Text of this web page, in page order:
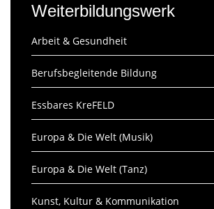
Weiterbildungswerk
Arbeit & Gesundheit
Berufsbegleitende Bildung
Essbares KreFELD
Europa & Die Welt (Musik)
Europa & Die Welt (Tanz)
Kunst, Kultur & Kommunikation